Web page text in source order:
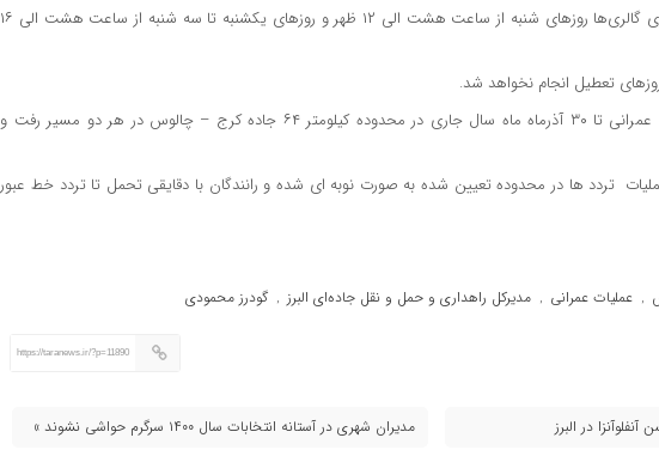
وی خاطرنشان کرد: عملیات بازسازی گالری‌ها روزهای شنبه از ساعت هشت الی ۱۲ ظهر و روزهای یکشنبه تا سه شنبه از ساعت هشت الی ۱۶
تعطیل انجام نخواهد شد.
محمودی اضافه کرد: این عملیات عمرانی تا ۳۰ آذرماه ماه سال جاری در محدوده کیلومتر ۶۴ جاده کرج – چالوس در هر دو مسیر رفت و
تردد ها در محدوده تعیین شده به صورت نوبه ای شده و رانندگان با دقایقی تحمل تا تردد خط عبور
, عملیات عمرانی , مدیرکل راهداری و حمل و نقل جاده‌ای البرز , گودرز محمودی
https://taranews.ir/?p=11890
در البرز مدیران شهری در آستانه انتخابات سال ۱۴۰۰ سرگرم حواشی نشوند »